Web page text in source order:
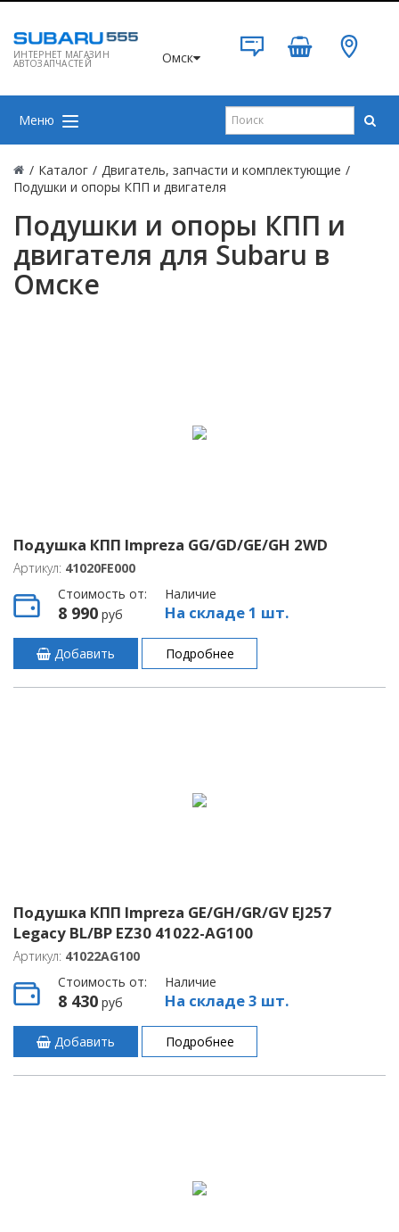
ИНТЕРНЕТ МАГАЗИН
АВТОЗАПЧАСТЕЙ Омск
Меню
/ Каталог / Двигатель, запчасти и комплектующие /
Подушки и опоры КПП и двигателя
Подушки и опоры КПП и
двигателя для Subaru в
Омске
Подушка КПП Impreza GG/GD/GE/GH 2WD
Артикул: 41020FE000
Стоимость от:
8 990 руб
Наличие
На складе 1 шт.
Добавить Подробнее
Подушка КПП Impreza GE/GH/GR/GV EJ257
Legacy BL/BP EZ30 41022-AG100
Артикул: 41022AG100
Стоимость от:
8 430 руб
Наличие
На складе 3 шт.
Добавить Подробнее